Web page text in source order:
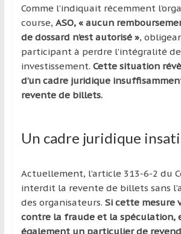
Comme l’indiquait récemment
course, ASO, « aucun
de dossard n’est autorisé »,
participant à perdre l’intégralité
investissement. Cette situation
d’un cadre juridique
revente de billets.
Un cadre juridique
Actuellement, l’article 313-6-2 du
interdit la revente de billets sans
des organisateurs. Si cette mesure
contre la fraude et la spéculation,
également un particulier de